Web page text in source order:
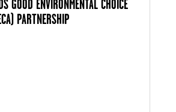
GOOD ENVIRONMENTAL CHOICE
PARTNERSHIP